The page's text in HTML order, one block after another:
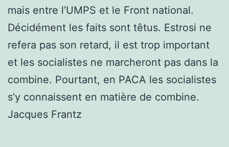
mais entre l’UMPS et le Front national.
Décidément les faits sont têtus. Estrosi ne
refera pas son retard, il est trop important
et les socialistes ne marcheront pas dans la
combine. Pourtant, en PACA les socialistes
s’y connaissent en matière de combine.
Jacques Frantz